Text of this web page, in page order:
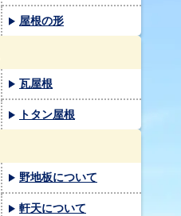
屋根の形
瓦屋根
トタン屋根
野地板について
軒天について